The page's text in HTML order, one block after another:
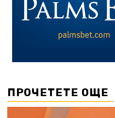
ПРОЧЕТЕТЕ ОЩЕ